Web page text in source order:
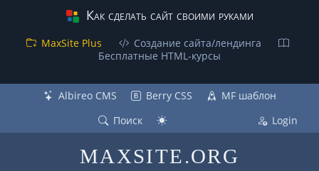
Как сделать сайт своими руками
MaxSite Plus
Создание сайта/лендинга
Бесплатные НТML-курсы
MAXSITE.ORG
Albireo CMS Berry CSS
MF шаблон
Поиск
Login